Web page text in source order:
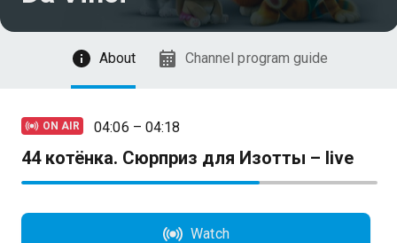
Watch
About Channel program guide
ON AIR 04:06 – 04:18
44 котёнка. Сюрприз для Изотты – live
Watch